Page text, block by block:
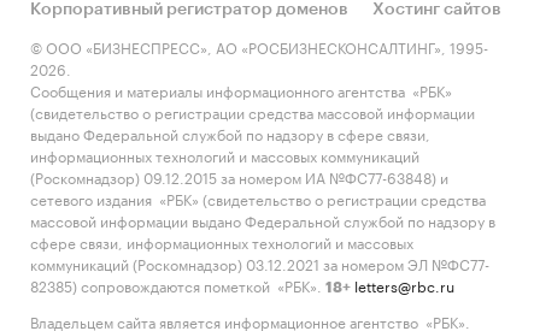
Корпоративный регистратор доменов
Хостинг сайтов
© ООО «БИЗНЕСПРЕСС», АО «РОСБИЗНЕСКОНСАЛТИНГ», 1995-
2026.
Сообщения и материалы информационного агентства «РБК»
(свидетельство о регистрации средства массовой информации
выдано Федеральной службой по надзору в сфере связи,
информационных технологий и массовых коммуникаций
(Роскомнадзор) 09.12.2015 за номером ИА №ФС77-63848) и
сетевого издания «РБК» (свидетельство о регистрации средства
массовой информации выдано Федеральной службой по надзору в
сфере связи, информационных технологий и массовых
коммуникаций (Роскомнадзор) 03.12.2021 за номером ЭЛ №ФС77-
82385) сопровождаются пометкой «РБК».
18+ letters@rbc.ru
Владельцем сайта является информационное агентство «РБК».